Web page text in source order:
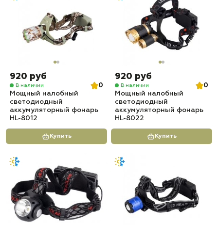
920 руб
В наличии
0
Мощный налобный
светодиодный
аккумуляторный фонарь
HL-8012
Купить
920 руб
В наличии
0
Мощный налобный
светодиодный
аккумуляторный фонарь
HL-8022
Купить